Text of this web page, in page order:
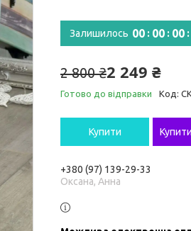
Залишилось 00 00 00
2 800 ₴2 249 ₴
Готово до відправки Код:
Купити
+380 (97) 139-29-33
Оксана, Анна